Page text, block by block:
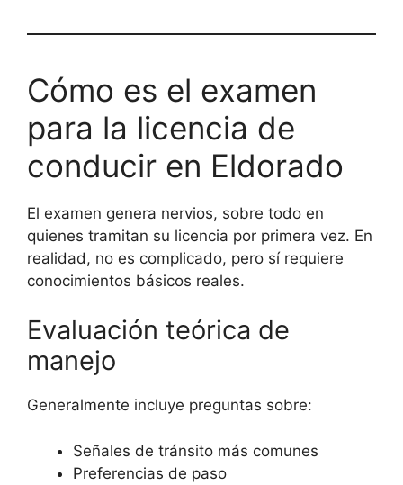
Cómo es el examen
para la licencia de
conducir en Eldorado
El examen genera nervios, sobre todo en
quienes tramitan su licencia por primera vez. En
realidad, no es complicado, pero sí requiere
conocimientos básicos reales.
Evaluación teórica de
manejo
Generalmente incluye preguntas sobre:
Señales de tránsito más comunes
Preferencias de paso